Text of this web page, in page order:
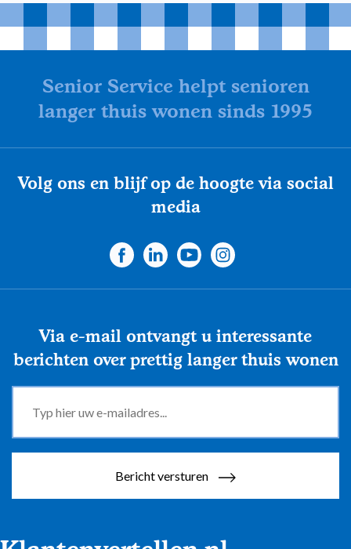
Senior Service helpt senioren
langer thuis wonen sinds 1995
Volg ons en blijf op de hoogte via social
media
Via e-mail ontvangt u interessante
berichten over prettig langer thuis wonen
Bericht versturen